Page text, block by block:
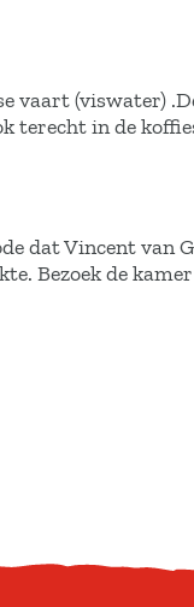
vaart (viswater)
terecht in de
dat Vincent van
Bezoek de